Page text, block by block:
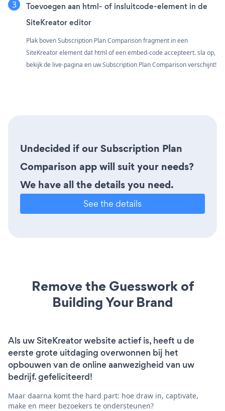
Toevoegen aan html- of insluitcode-element in de
SiteKreator editor
Plak boven Subscription Plan Comparison fragment in een
SiteKreator element dat html of een embed-code accepteert. sla op,
bekijk de live-pagina en uw Subscription Plan Comparison verschijnt!
Undecided if our Subscription Plan
Comparison app will suit your needs?
We have all the details you need.
See the details
Remove the Guesswork of
Building Your Brand
Als uw SiteKreator website actief is, heeft u de
eerste grote uitdaging overwonnen bij het
opbouwen van de online aanwezigheid van uw
bedrijf. gefeliciteerd!
Maar daarna komt the hard part: hoe draw in, captivate,
make en meer bezoekers te ondersteunen?